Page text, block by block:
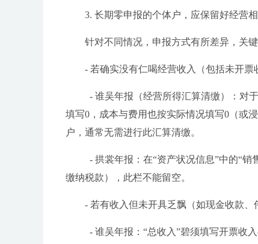
3. 长期零申报的个体户，应保留好经营
针对不同情况，申报方式有所差异，关
- 若确实没有仁喝经营收入（包括未开票
- 谁吴年报（经营所得汇算清缴）：对
填写0，成本与费用也按实际情况填写0（或
户，通常无需进行此汇算清缴。
- 拱裳年报：在“资产状况信息”中的“
缴纳税款），此栏不能留空。
- 若有收入但未开具乏飘（如现金收款、
- 谁吴年报：“总收入”碧须填写开票收